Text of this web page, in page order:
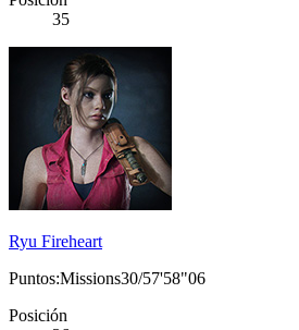
35
Ryu Fireheart
Puntos:Missions30/57'58"06
Posición